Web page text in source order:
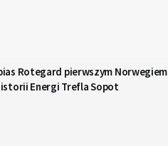
Rotegard pierwszym Norwegiem
Energi Trefla Sopot